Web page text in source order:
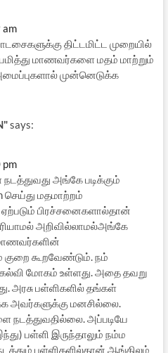
திட்டமிட்ட முறையில்
மாணவர்களை மதம் மாற்றும்
முன்னெடுக்க
says:
அங்கே படிக்கும்
மதமாற்றம்
பிரச்சனைகளால்தான்
அறிவில்லாமல்அங்கே
கூறவேண்டும். நம்
மோகம் உள்ளது. அதை தவறு
அரசு பள்ளிகளில் தங்கள்
அவர்களுக்கு மனசில்லை.
நடத்துவதில்லை. அப்படியே
பள்ளி இருந்தாலும் நம்ம
பள்ளிகளில்தான் ஆங்கிலம்